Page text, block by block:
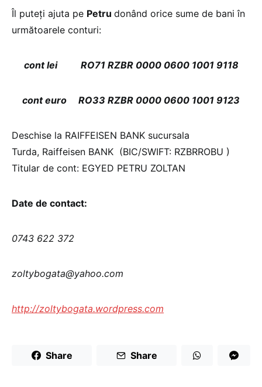
Îl puteţi ajuta pe Petru donând orice sume de bani în
următoarele conturi:
cont lei RO71 RZBR 0000 0600 1001 9118
cont euro RO33 RZBR 0000 0600 1001 9123
Deschise la RAIFFEISEN BANK sucursala
Turda, Raiffeisen BANK (BIC/SWIFT: RZBRROBU )
Titular de cont: EGYED PETRU ZOLTAN
Date de contact:
0743 622 372
zoltybogata@yahoo.com
http://zoltybogata.wordpress.com
Share Share